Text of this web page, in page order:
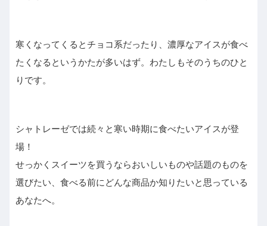
寒くなってくるとチョコ系だったり、濃厚なアイスが食べ
たくなるというかたが多いはず。わたしもそのうちのひと
りです。
シャトレーゼでは続々と寒い時期に食べたいアイスが登
場！
せっかくスイーツを買うならおいしいものや話題のものを
選びたい、食べる前にどんな商品か知りたいと思っている
あなたへ。